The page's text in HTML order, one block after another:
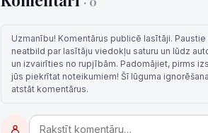
Uzmanību! Komentārus publicē lasītāji.
neatbild par lasītāju viedokļu saturu un lūdz
un izvairīties no rupjībām. Padomājiet, pirms
jūs piekrītat noteikumiem! Šī lūguma
atstāt komentārus.